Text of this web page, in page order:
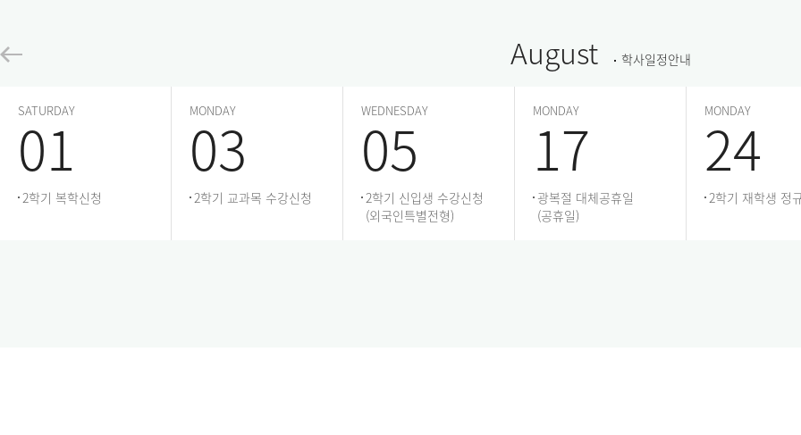
August 학사일정안내
SATURDAY
01
2학기 복학신청
MONDAY
03
2학기 교과목 수강신청
WEDNESDAY
05
2학기 신입생 수강신청
(외국인특별전형)
MONDAY
17
광복절 대체공휴일
(공휴일)
MONDAY
24
2학기 재학생 정